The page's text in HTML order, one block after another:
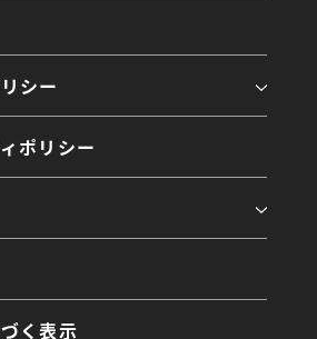
シー
ポリシー
く表示